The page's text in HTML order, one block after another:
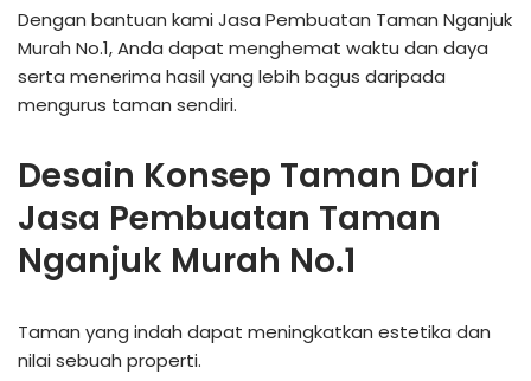
Dengan bantuan kami Jasa Pembuatan Taman Nganjuk
Murah No.1, Anda dapat menghemat waktu dan daya
serta menerima hasil yang lebih bagus daripada
mengurus taman sendiri.
Desain Konsep Taman Dari
Jasa Pembuatan Taman
Nganjuk Murah No.1
Taman yang indah dapat meningkatkan estetika dan
nilai sebuah properti.